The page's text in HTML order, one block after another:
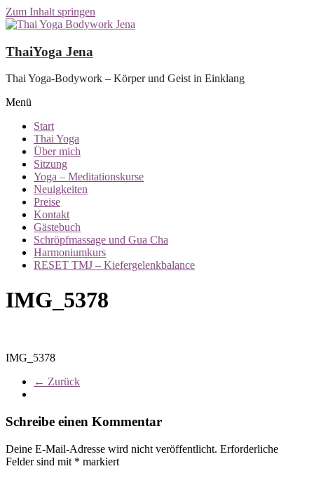
Zum Inhalt springen
ThaiYoga Jena
Thai Yoga-Bodywork – Körper und Geist in Einklang
Menü
Start
Thai Yoga
Über mich
Sitzung
Yoga – Meditationskurse
Neuigkeiten
Preise
Kontakt
Gästebuch
Schröpfmassage und Gua Cha
Harmoniumkurs
RESET TMJ – Kiefergelenkbalance
IMG_5378
IMG_5378
← Zurück
Schreibe einen Kommentar
Deine E-Mail-Adresse wird nicht veröffentlicht. Erforderliche
Felder sind mit * markiert